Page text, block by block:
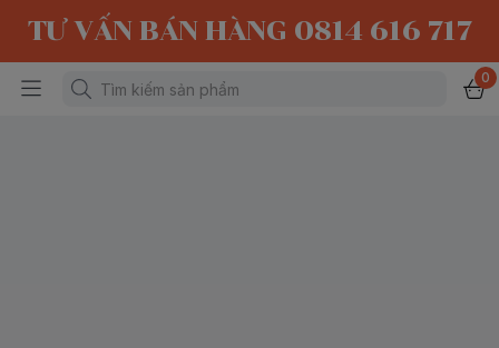
TƯ VẤN BÁN HÀNG 0814 616 717
0